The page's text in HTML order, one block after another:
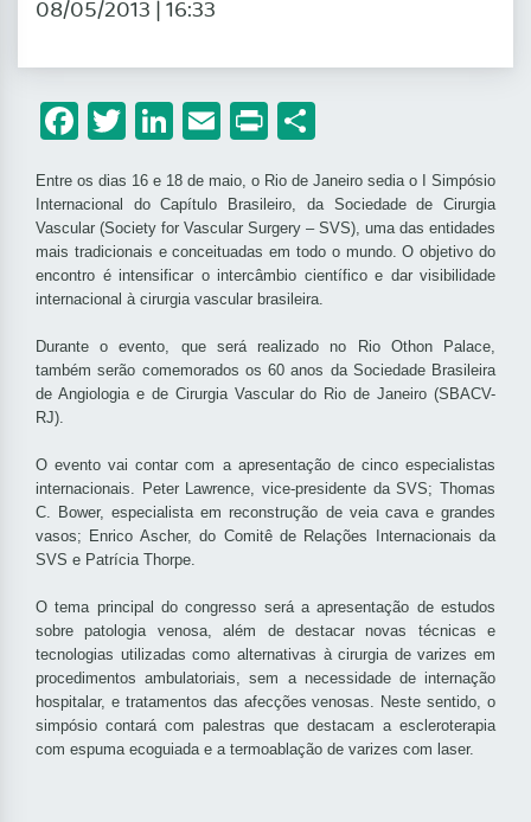
08/05/2013 | 16:33
Facebook
Twitter
LinkedIn
Email
Print
Entre os dias 16 e 18 de maio, o Rio de Janeiro sedia o I Simpósio
Internacional do Capítulo Brasileiro, da Sociedade de Cirurgia
Vascular (Society for Vascular Surgery – SVS), uma das entidades
mais tradicionais e conceituadas em todo o mundo. O objetivo do
encontro é intensificar o intercâmbio científico e dar visibilidade
internacional à cirurgia vascular brasileira.
Durante o evento, que será realizado no Rio Othon Palace,
também serão comemorados os 60 anos da Sociedade Brasileira
de Angiologia e de Cirurgia Vascular do Rio de Janeiro (SBACV-
RJ).
O evento vai contar com a apresentação de cinco especialistas
internacionais. Peter Lawrence, vice-presidente da SVS; Thomas
C. Bower, especialista em reconstrução de veia cava e grandes
vasos; Enrico Ascher, do Comitê de Relações Internacionais da
SVS e Patrícia Thorpe.
O tema principal do congresso será a apresentação de estudos
sobre patologia venosa, além de destacar novas técnicas e
tecnologias utilizadas como alternativas à cirurgia de varizes em
procedimentos ambulatoriais, sem a necessidade de internação
hospitalar, e tratamentos das afecções venosas. Neste sentido, o
simpósio contará com palestras que destacam a escleroterapia
com espuma ecoguiada e a termoablação de varizes com laser.